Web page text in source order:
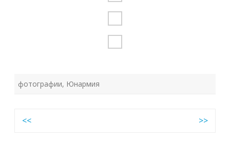
фотографии, Юнармия
Навигация
<< >>